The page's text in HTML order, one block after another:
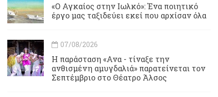
«Ο Αγκαίος στην Ιωλκό»: Ένα ποιητικό
έργο μας ταξιδεύει εκεί που αρχίσαν όλα
07/08/2026
Η παράσταση «Ανα - τίναξε την
ανθισμένη αμυγδαλιά» παρατείνεται τον
Σεπτέμβριο στο Θέατρο Άλσος